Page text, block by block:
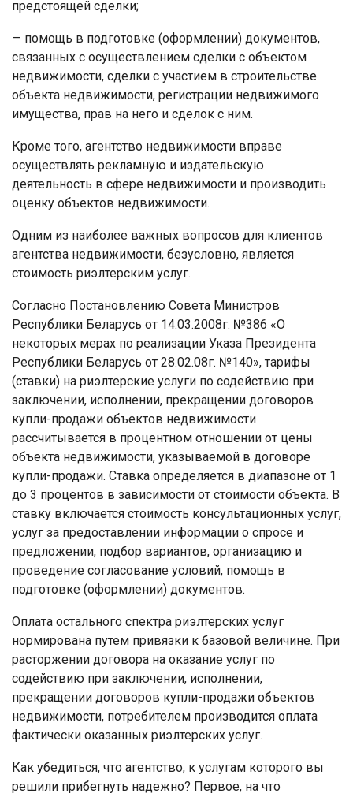
предстоящей сделки;
— помощь в подготовке (оформлении) документов,
связанных с осуществлением сделки с объектом
недвижимости, сделки с участием в строительстве
объекта недвижимости, регистрации недвижимого
имущества, прав на него и сделок с ним.
Кроме того, агентство недвижимости вправе
осуществлять рекламную и издательскую
деятельность в сфере недвижимости и производить
оценку объектов недвижимости.
Одним из наиболее важных вопросов для клиентов
агентства недвижимости, безусловно, является
стоимость риэлтерским услуг.
Согласно Постановлению Совета Министров
Республики Беларусь от 14.03.2008г. №386 «О
некоторых мерах по реализации Указа Президента
Республики Беларусь от 28.02.08г. №140», тарифы
(ставки) на риэлтерские услуги по содействию при
заключении, исполнении, прекращении договоров
купли-продажи объектов недвижимости
рассчитывается в процентном отношении от цены
объекта недвижимости, указываемой в договоре
купли-продажи. Ставка определяется в диапазоне от 1
до 3 процентов в зависимости от стоимости объекта. В
ставку включается стоимость консультационных услуг,
услуг за предоставлении информации о спросе и
предложении, подбор вариантов, организацию и
проведение согласование условий, помощь в
подготовке (оформлении) документов.
Оплата остального спектра риэлтерских услуг
нормирована путем привязки к базовой величине. При
расторжении договора на оказание услуг по
содействию при заключении, исполнении,
прекращении договоров купли-продажи объектов
недвижимости, потребителем производится оплата
фактически оказанных риэлтерских услуг.
Как убедиться, что агентство, к услугам которого вы
решили прибегнуть надежно? Первое, на что